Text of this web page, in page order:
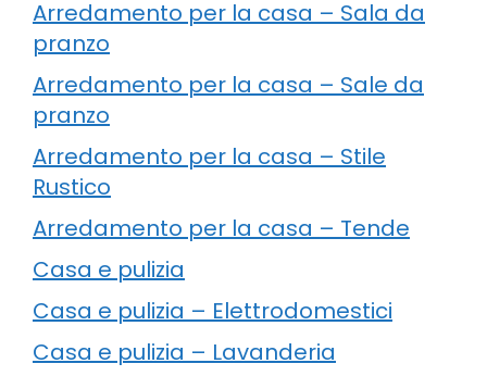
Arredamento per la casa – Sala da
pranzo
Arredamento per la casa – Sale da
pranzo
Arredamento per la casa – Stile
Rustico
Arredamento per la casa – Tende
Casa e pulizia
Casa e pulizia – Elettrodomestici
Casa e pulizia – Lavanderia